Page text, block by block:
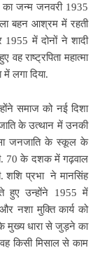
का जन्म जनवरी 1935
बहन आश्रम में रहती
में दोनों ने शादी
राष्ट्रपिता महात्मा
लगा दिया.
समाज को नई दिशा
के उत्थान में उनकी
जनजाति के स्कूल के
70 के दशक में गढ़वाल
शशि प्रभा ने मानसिंह
हुए उन्होंने 1955 में
नशा मुक्ति कार्य को
मुख्य धारा से जुड़ने का
किसी मिसाल से काम